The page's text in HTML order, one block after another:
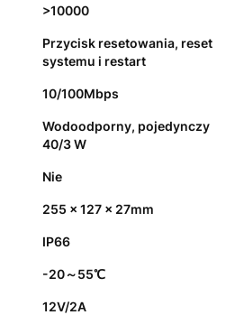
>10000
Przycisk resetowania, reset
systemu i restart
10/100Mbps
Wodoodporny, pojedynczy
40/3 W
Nie
255 x 127 x 27mm
IP66
-20～55℃
12V/2A